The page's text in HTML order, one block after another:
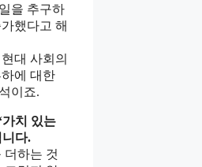
을 추구하
했다고 해
대 사회의
에 대한
이죠.
가치 있는
니다.
더하는 것